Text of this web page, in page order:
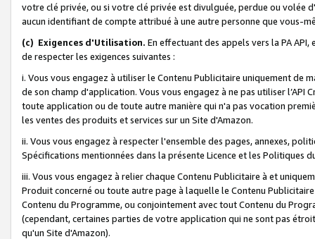
votre clé privée, ou si votre clé privée est divulguée, perdue ou volée
aucun identifiant de compte attribué à une autre personne que vous-
(c) Exigences d'Utilisation. En effectuant des appels vers la PA
de respecter les exigences suivantes :
i. Vous vous engagez à utiliser le Contenu Publicitaire uniquement de
de son champ d'application. Vous vous engagez à ne pas utiliser l’API
toute application ou de toute autre manière qui n'a pas vocation
les ventes des produits et services sur un Site d'Amazon.
ii. Vous vous engagez à respecter l'ensemble des pages, annexes,
Spécifications mentionnées dans la présente Licence et les Politiques
iii. Vous vous engagez à relier chaque Contenu Publicitaire à et
Produit concerné ou toute autre page à laquelle le Contenu
Contenu du Programme, ou conjointement avec tout Contenu du
(cependant, certaines parties de votre application qui ne sont pas
qu'un Site d'Amazon).